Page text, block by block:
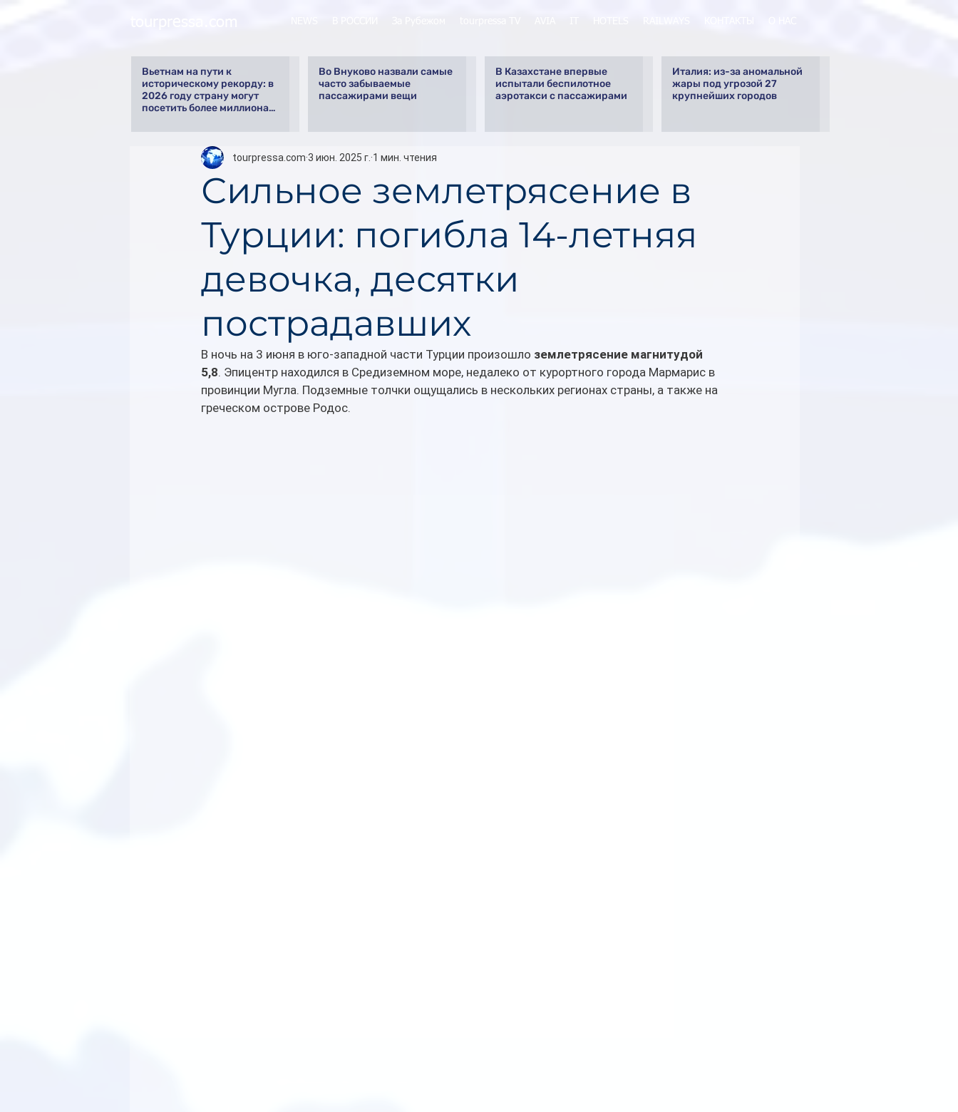
Вьетнам на пути к
историческому рекорду: в
2026 году страну могут
посетить более миллиона
Во Внуково назвали самые
часто забываемые
пассажирами вещи
В Казахстане впервые
испытали беспилотное
аэротакси с пассажирами
Италия: из-за аномальной
жары под угрозой 27
крупнейших городов
Сильное землетрясение в
Турции: погибла 14-летняя
девочка, десятки
пострадавших
tourpressa.com 3 июн. 2025 г. 1 мин. чтения
В ночь на 3 июня в юго-западной части Турции произошло землетрясение магнитудой
5,8. Эпицентр находился в Средиземном море, недалеко от курортного города Мармарис в
провинции Мугла. Подземные толчки ощущались в нескольких регионах страны, а также на
греческом острове Родос.